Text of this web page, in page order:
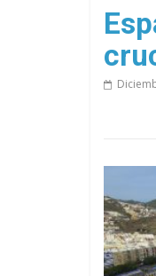
sitio